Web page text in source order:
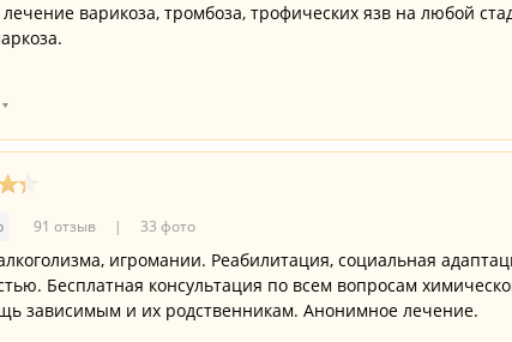
варикоза, тромбоза, трофических язв на любой
91 отзыв 33 фото
игромании. Реабилитация, социальная
Бесплатная консультация по всем вопросам
зависимым и их родственникам. Анонимное лечение.